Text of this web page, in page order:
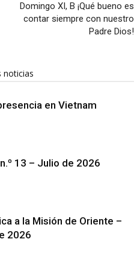
Domingo XI, B ¡Qué bueno es
contar siempre con nuestro
Padre Dios!
noticias
en Vietnam
13 – Julio de 2026
a la Misión de Oriente –
2026